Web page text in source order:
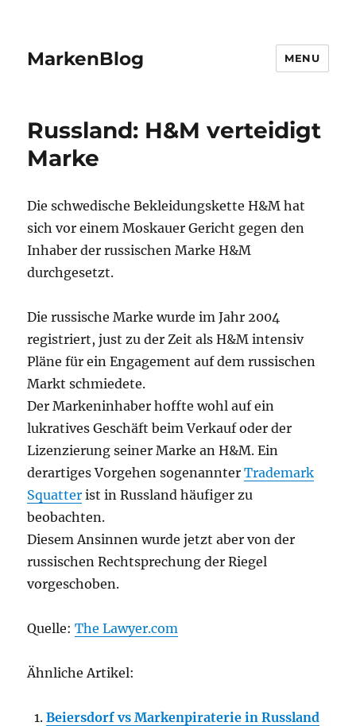
MarkenBlog MENU
Russland: H&M verteidigt
Marke
Die schwedische Bekleidungskette H&M hat
sich vor einem Moskauer Gericht gegen den
Inhaber der russischen Marke H&M
durchgesetzt.
Die russische Marke wurde im Jahr 2004
registriert, just zu der Zeit als H&M intensiv
Pläne für ein Engagement auf dem russischen
Markt schmiedete.
Der Markeninhaber hoffte wohl auf ein
lukratives Geschäft beim Verkauf oder der
Lizenzierung seiner Marke an H&M. Ein
derartiges Vorgehen sogenannterTrademark
Squatter ist in Russland häufiger zu
beobachten.
Diesem Ansinnen wurde jetzt aber von der
russischen Rechtsprechung der Riegel
vorgeschoben.
Quelle:The Lawyer.com
Ähnliche Artikel:
Beiersdorf vs Markenpiraterie in Russland